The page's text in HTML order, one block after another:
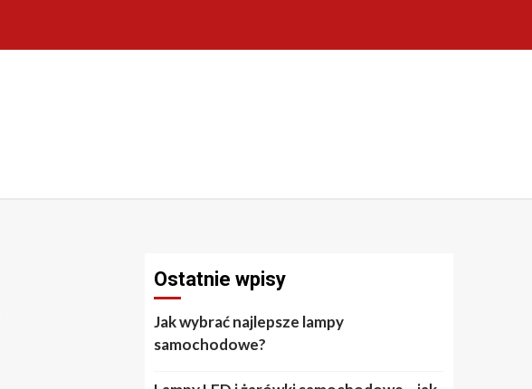
Ostatnie wpisy
Jak wybrać najlepsze lampy
samochodowe?